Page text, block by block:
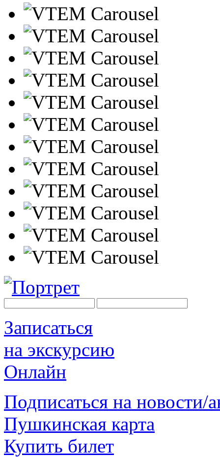
Записаться
на экскурсию
Онлайн
Подписаться на новости/
Пушкинская карта
Купить билет